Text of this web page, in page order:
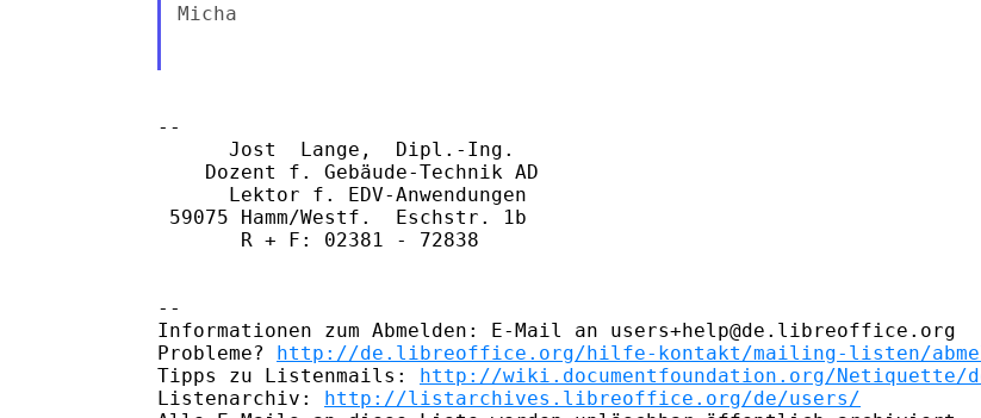
Micha
--
      Jost  Lange,  Dipl.-Ing.
    Dozent f. Gebäude-Technik AD
      Lektor f. EDV-Anwendungen
59075 Hamm/Westf.  Eschstr. 1b
       R + F: 02381 - 72838
--
Informationen zum Abmelden: E-Mail an users+help@de.libreoffice.org
Probleme? http://de.libreoffice.org/hilfe-kontakt/mailing-listen/
Tipps zu Listenmails: http://wiki.documentfoundation.org/Netiquette/
Listenarchiv: http://listarchives.libreoffice.org/de/users/